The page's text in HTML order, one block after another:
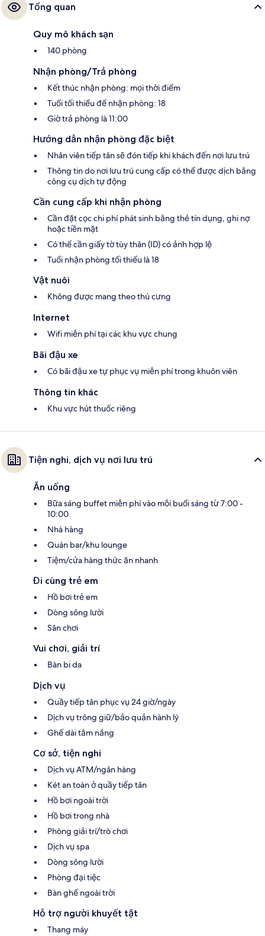
Tổng quan
Quy mô khách sạn
140 phòng
Nhận phòng/Trả phòng
Kết thúc nhận phòng: mọi thời điểm
Tuổi tối thiểu để nhận phòng: 18
Giờ trả phòng là 11:00
Hướng dẫn nhận phòng đặc biệt
Nhân viên tiếp tân sẽ đón tiếp khi khách đến nơi lưu trú
Thông tin do nơi lưu trú cung cấp có thể được dịch bằng
công cụ dịch tự động
Cần cung cấp khi nhận phòng
Cần đặt cọc chi phí phát sinh bằng thẻ tín dụng, ghi nợ
hoặc tiền mặt
Có thể cần giấy tờ tùy thân (ID) có ảnh hợp lệ
Tuổi nhận phòng tối thiểu là 18
Vật nuôi
Không được mang theo thú cưng
Internet
Wifi miễn phí tại các khu vực chung
Bãi đậu xe
Có bãi đậu xe tự phục vụ miễn phí trong khuôn viên
Thông tin khác
Khu vực hút thuốc riêng
Tiện nghi, dịch vụ nơi lưu trú
Ăn uống
Bữa sáng buffet miễn phí vào mỗi buổi sáng từ 7:00 -
10:00
Nhà hàng
Quán bar/khu lounge
Tiệm/cửa hàng thức ăn nhanh
Đi cùng trẻ em
Hồ bơi trẻ em
Dòng sông lười
Sân chơi
Vui chơi, giải trí
Bàn bi da
Dịch vụ
Quầy tiếp tân phục vụ 24 giờ/ngày
Dịch vụ trông giữ/bảo quản hành lý
Ghế dài tắm nắng
Cơ sở, tiện nghi
Dịch vụ ATM/ngân hàng
Két an toàn ở quầy tiếp tân
Hồ bơi ngoài trời
Hồ bơi trong nhà
Phòng giải trí/trò chơi
Dịch vụ spa
Dòng sông lười
Phòng đại tiệc
Bàn ghế ngoài trời
Hỗ trợ người khuyết tật
Thang máy